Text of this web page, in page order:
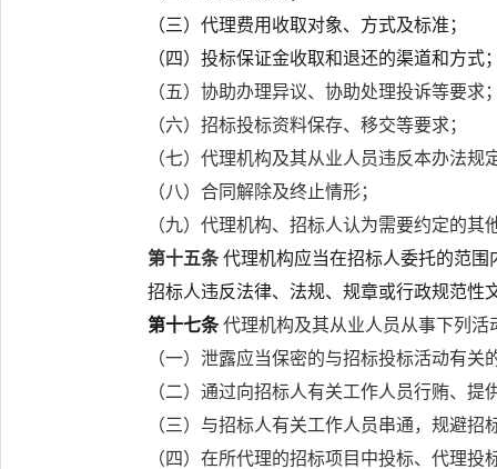
（三）代理费用收取对象、方式及标准；
（四）投标保证金收取和退还的渠道和方式
（五）协助办理异议、协助处理投诉等要求
（六）招标投标资料保存、移交等要求；
（七）代理机构及其从业人员违反本办法规
（八）合同解除及终止情形；
（九）代理机构、招标人认为需要约定的其
第十五条代理机构应当在招标人委托的范
招标人违反法律、法规、规章或行政规范性
第十七条 代理机构及其从业人员从事下列活
（一）泄露应当保密的与招标投标活动有关
（二）通过向招标人有关工作人员行贿、
（三）与招标人有关工作人员串通，规避
（四）在所代理的招标项目中投标、代理投